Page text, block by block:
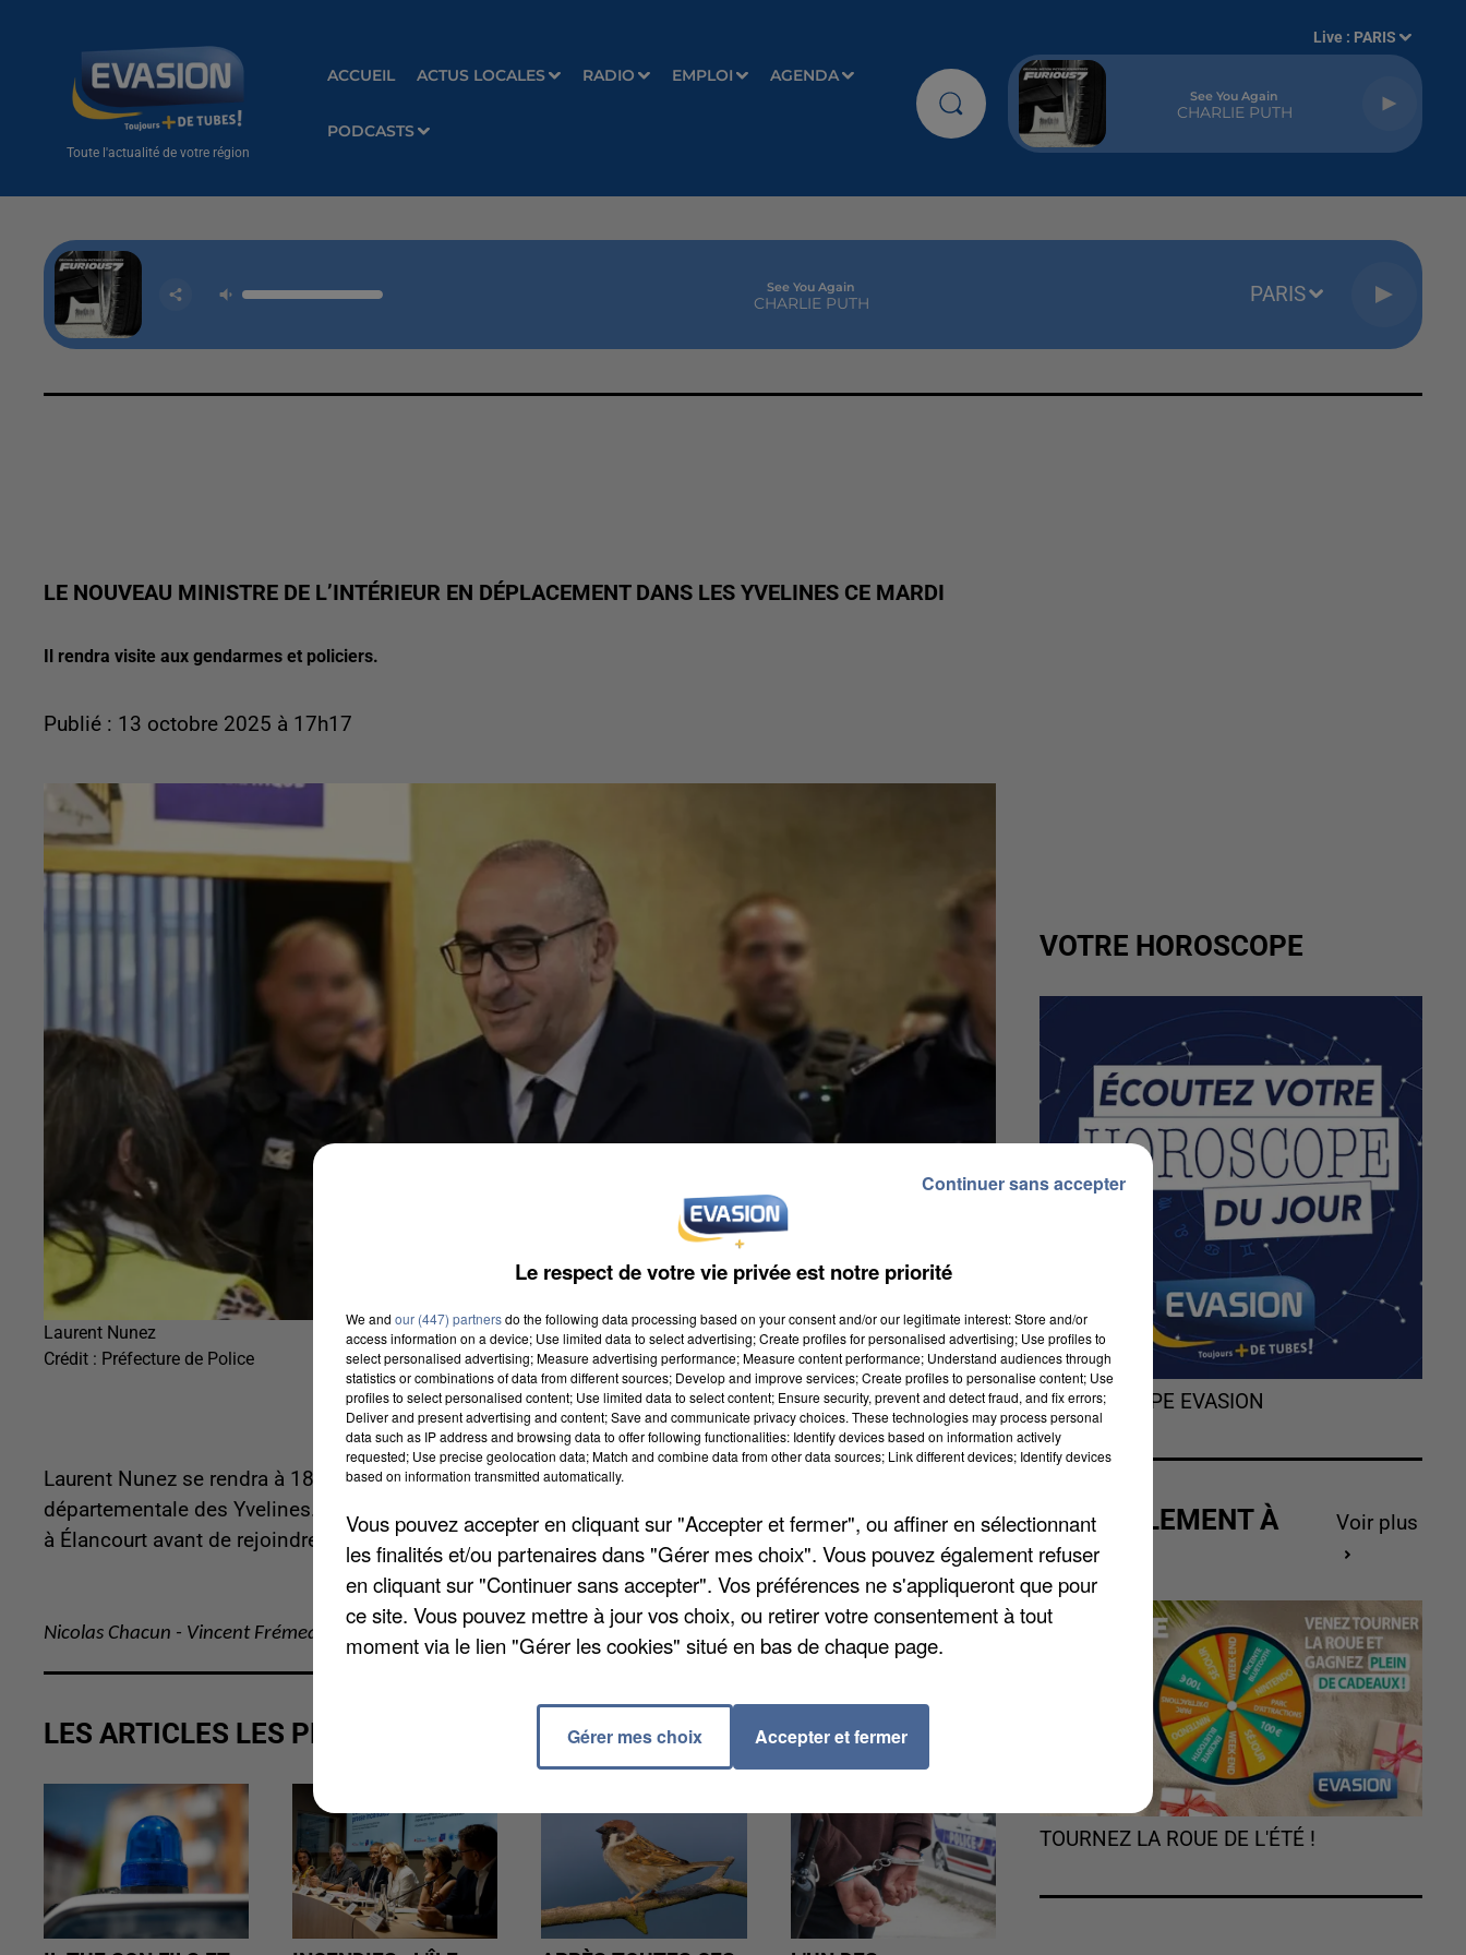
Toute l'actualité de votre région
ACCUEIL ACTUS LOCALES RADIO EMPLOI AGENDA
PODCASTS
Live : PARIS
See You Again
CHARLIE PUTH
See You Again
CHARLIE PUTH PARIS
LE NOUVEAU MINISTRE DE L’INTÉRIEUR EN DÉPLACEMENT DANS LES YVELINES CE MARDI
Il rendra visite aux gendarmes et policiers.
Publié : 13 octobre 2025 à 17h17
Laurent Nunez
Crédit : Préfecture de Police
Laurent Nunez se rendra à 18 heures à Versailles pour une visite au Groupement de gendarmerie
départementale des Yvelines. À 18h55, il se présentera à l’Hôtel de police de Saint-Quentin-en-Yvelines
à Élancourt avant de rejoindre le Centre d’incendie et de secours de Montigny-le-Bretonneux à 19h35.
Nicolas Chacun - Vincent Frémeaux
LES ARTICLES LES PLUS VUS
VOTRE HOROSCOPE
L'HOROSCOPE EVASION
ACTUELLEMENT À
GAGNER
Voir plus
TOURNEZ LA ROUE DE L'ÉTÉ !
Le respect de votre vie privée est notre priorité
We and our (447) partnersdo the following data processing based on your consent and/or our legitimate interest: Store and/or
access information on a device; Use limited data to select advertising; Create profiles for personalised advertising; Use profiles to
select personalised advertising; Measure advertising performance; Measure content performance; Understand audiences through
statistics or combinations of data from different sources; Develop and improve services; Create profiles to personalise content; Use
profiles to select personalised content; Use limited data to select content; Ensure security, prevent and detect fraud, and fix errors;
Deliver and present advertising and content; Save and communicate privacy choices. These technologies may process personal
data such as IP address and browsing data to offer following functionalities: Identify devices based on information actively
requested; Use precise geolocation data; Match and combine data from other data sources; Link different devices; Identify devices
based on information transmitted automatically.
Vous pouvez accepter en cliquant sur "Accepter et fermer", ou affiner en sélectionnant
les finalités et/ou partenaires dans "Gérer mes choix". Vous pouvez également refuser
en cliquant sur "Continuer sans accepter". Vos préférences ne s'appliqueront que pour
ce site. Vous pouvez mettre à jour vos choix, ou retirer votre consentement à tout
moment via le lien "Gérer les cookies" situé en bas de chaque page.
Gérer mes choix Accepter et fermer
Continuer sans accepter